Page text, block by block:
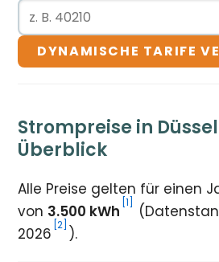
DYNAMISCHE TARIFE
Strompreise in
Überblick
Alle Preise gelten für einen
von 3.500 kWh [1]
2026 [2] ).